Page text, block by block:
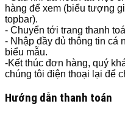
hàng để xem (biểu tượng
topbar).
- Chuyển tới trang thanh
- Nhập đầy đủ thông tin cá
biểu mẫu.
-Kết thúc đơn hàng, quý
chúng tôi điện thoại lại để
Hướng dẫn thanh toán